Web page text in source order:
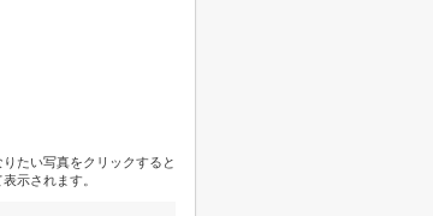
たい写真をクリックすると
示されます。